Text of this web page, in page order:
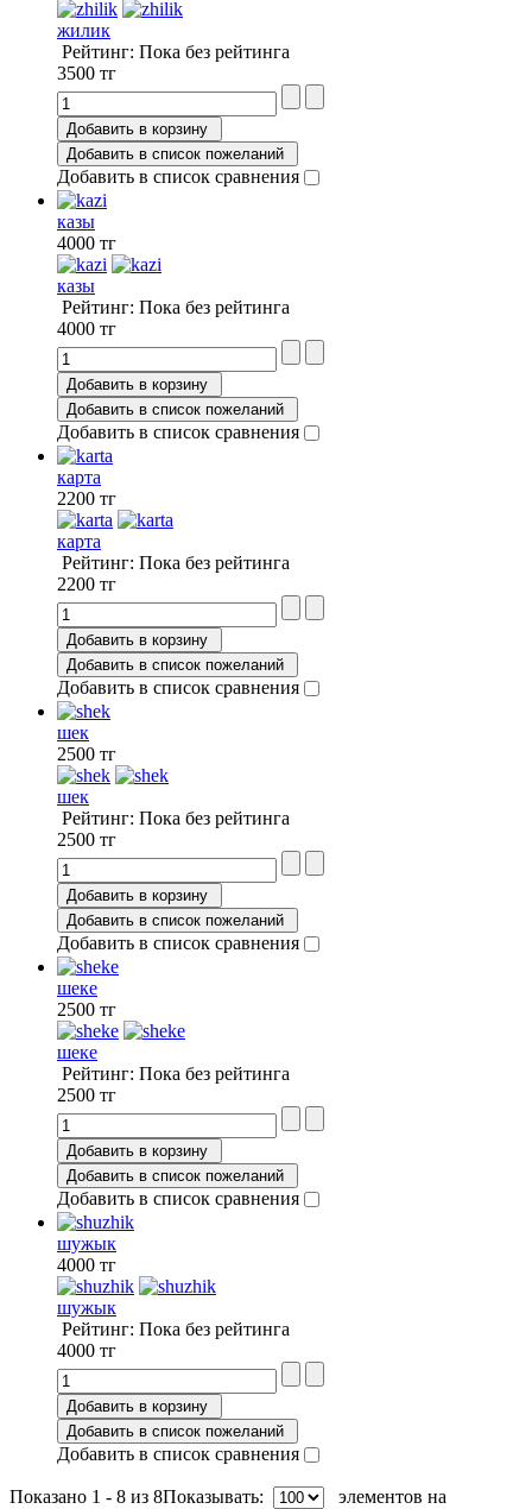
жилик
Рейтинг: Пока без рейтинга
3500 тг
Добавить в корзину
Добавить в список пожеланий
Добавить в список сравнения
казы
4000 тг
казы
Рейтинг: Пока без рейтинга
4000 тг
Добавить в корзину
Добавить в список пожеланий
Добавить в список сравнения
карта
2200 тг
карта
Рейтинг: Пока без рейтинга
2200 тг
Добавить в корзину
Добавить в список пожеланий
Добавить в список сравнения
шек
2500 тг
шек
Рейтинг: Пока без рейтинга
2500 тг
Добавить в корзину
Добавить в список пожеланий
Добавить в список сравнения
шеке
2500 тг
шеке
Рейтинг: Пока без рейтинга
2500 тг
Добавить в корзину
Добавить в список пожеланий
Добавить в список сравнения
шужык
4000 тг
шужык
Рейтинг: Пока без рейтинга
4000 тг
Добавить в корзину
Добавить в список пожеланий
Добавить в список сравнения
Показано 1 - 8 из 8Показывать: элементов на